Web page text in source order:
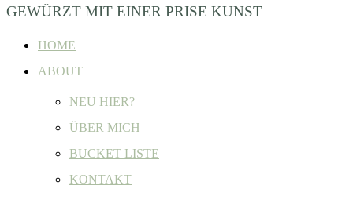
GEWÜRZT MIT EINER PRISE KUNST
HOME
ABOUT
NEU HIER?
ÜBER MICH
BUCKET LISTE
KONTAKT